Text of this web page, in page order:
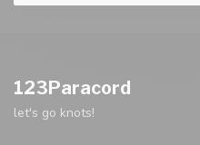
123Paracord
let's go knots!